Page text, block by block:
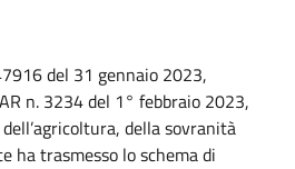
del 31 gennaio 2023,
n. 3234 del 1° febbraio 2023,
della sovranità
ha trasmesso lo schema di